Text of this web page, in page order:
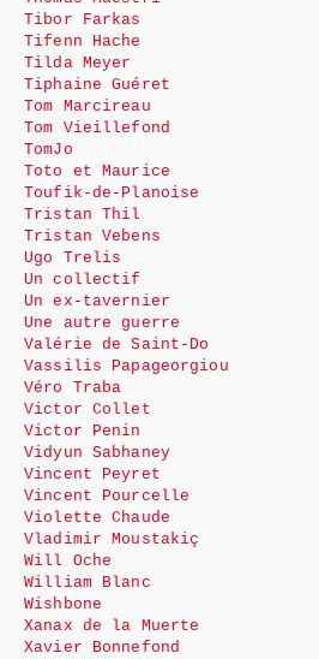
Tibor Farkas
Tifenn Hache
Tilda Meyer
Tiphaine Guéret
Tom Marcireau
Tom Vieillefond
TomJo
Toto et Maurice
Toufik-de-Planoise
Tristan Thil
Tristan Vebens
Ugo Trelis
Un collectif
Un ex-tavernier
Une autre guerre
Valérie de Saint-Do
Vassilis Papageorgiou
Véro Traba
Victor Collet
Victor Penin
Vidyun Sabhaney
Vincent Peyret
Vincent Pourcelle
Violette Chaude
Vladimir Moustakiç
Will Oche
William Blanc
Wishbone
Xanax de la Muerte
Xavier Bonnefond